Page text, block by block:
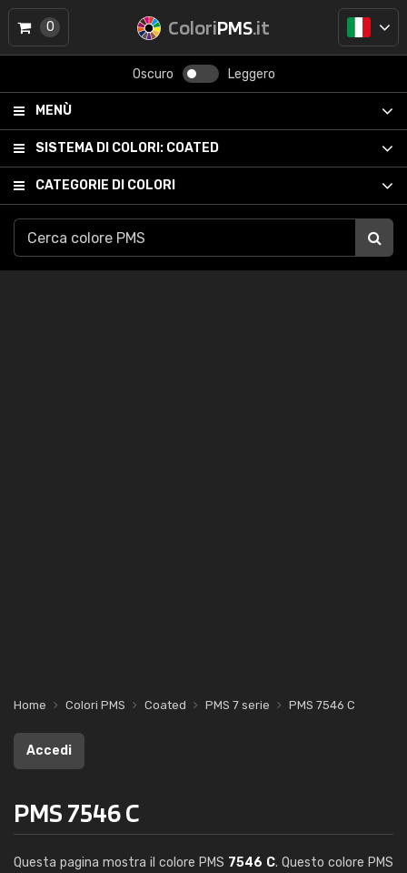
ColoriPMS.it
Oscuro Leggero
MENÙ
SISTEMA DI COLORI: COATED
CATEGORIE DI COLORI
0
Home Colori PMS Coated PMS 7 serie PMS 7546 C
Accedi
PMS 7546 C
Questa pagina mostra il colore PMS 7546 C. Questo colore PMS